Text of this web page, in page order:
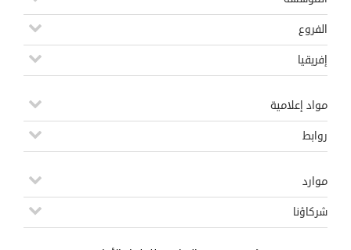
الفروع
إفريقيا
مواد إعلامية
روابط
موارد
شركاؤنا